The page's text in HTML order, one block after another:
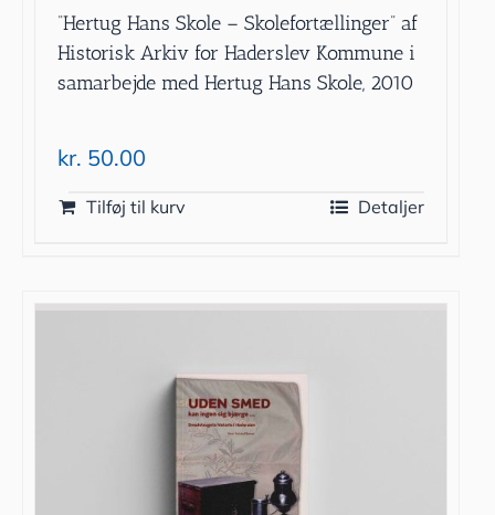
”Hertug Hans Skole – Skolefortællinger” af
Historisk Arkiv for Haderslev Kommune i
samarbejde med Hertug Hans Skole, 2010
kr. 50.00
Tilføj til kurv Detaljer